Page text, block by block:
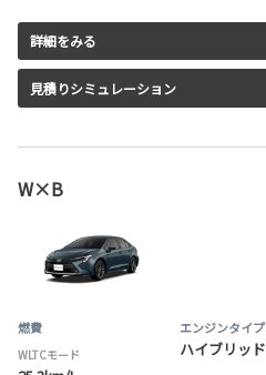
詳細をみる
見積りシミュレーション
W×B
燃費
WLTCモード
エンジンタイプ
ハイブリッド